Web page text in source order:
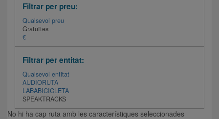
Filtrar per preu:
Qualsevol preu
Gratuïtes
€
Filtrar per entitat:
Qualsevol entitat
AUDIORUTA
LABABICICLETA
SPEAKTRACKS
No hi ha cap ruta amb les característiques seleccionades